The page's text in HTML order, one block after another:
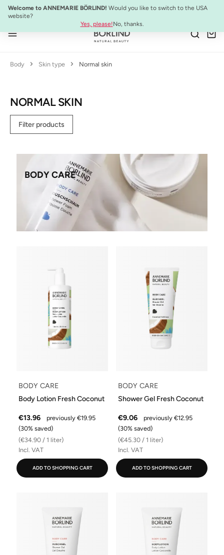
Skip to main content
Welcome to ANNEMARIE BÖRLIND! Would you like to switch to the USA
website?
Yes, please!No, thanks.
NEW:ULTIMATE STRENGTH MASCARA
Body Skin type Normal skin
NORMAL SKIN
Filter products
BODY CARE
BODY CARE
Body Lotion Fresh Coconut
€13.96
previously €19.95
(30% saved)
(€34.90 / 1 liter)
Incl. VAT
ADD TO SHOPPING CART
BODY CARE
Shower Gel Fresh Coconut
€9.06
previously €12.95
(30% saved)
(€45.30 / 1 liter)
Incl. VAT
ADD TO SHOPPING CART